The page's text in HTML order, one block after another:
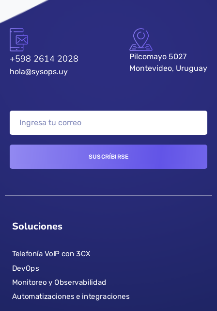
+598 2614 2028
hola@sysops.uy
Pilcomayo 5027
Montevideo, Uruguay
Soluciones
Telefonía VoIP con 3CX
DevOps
Monitoreo y Observabilidad
Automatizaciones e integraciones